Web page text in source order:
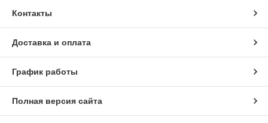
Контакты
Доставка и оплата
График работы
Полная версия сайта